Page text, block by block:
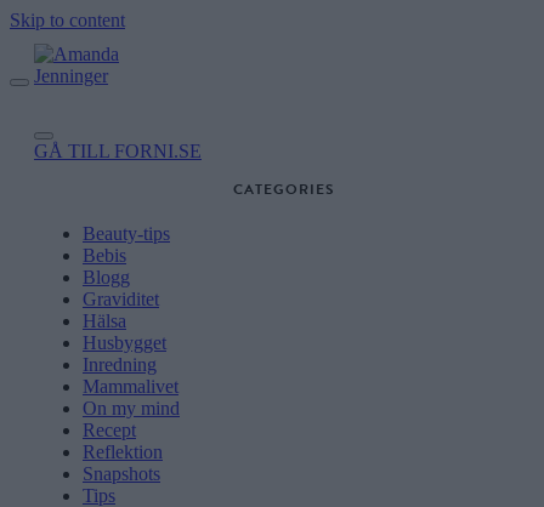
Skip to content
GÅ TILL FORNI.SE
CATEGORIES
Beauty-tips
Bebis
Blogg
Graviditet
Hälsa
Husbygget
Inredning
Mammalivet
On my mind
Recept
Reflektion
Snapshots
Tips